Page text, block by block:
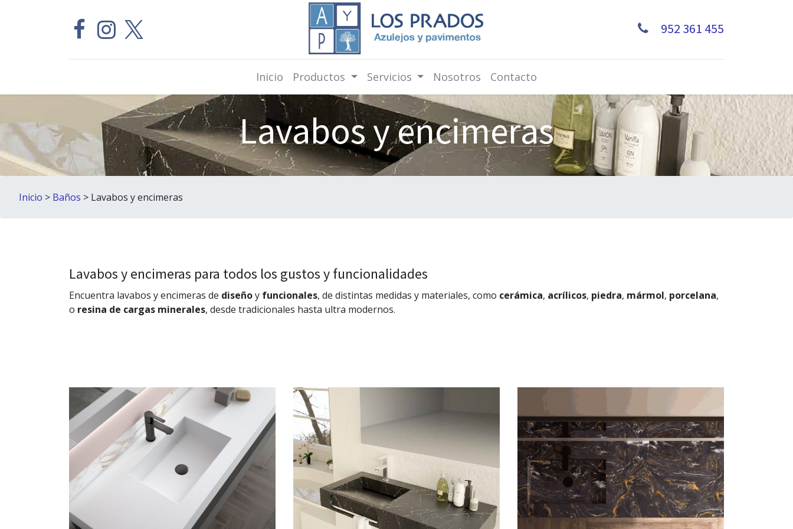
952 361 455
Inicio Productos Servicios Nosotros Contacto
Lavabos y encimeras
Inicio > Baños > Lavabos y encimeras
Lavabos y encimeras para todos los gustos y funcionalidades
Encuentra lavabos y encimeras de diseñoy funcionales, de distintas medidas y materiales, como cerámica, acrílicos, piedra, mármol, porcelana,
o resina de cargas minerales, desde tradicionales hasta ultra modernos.